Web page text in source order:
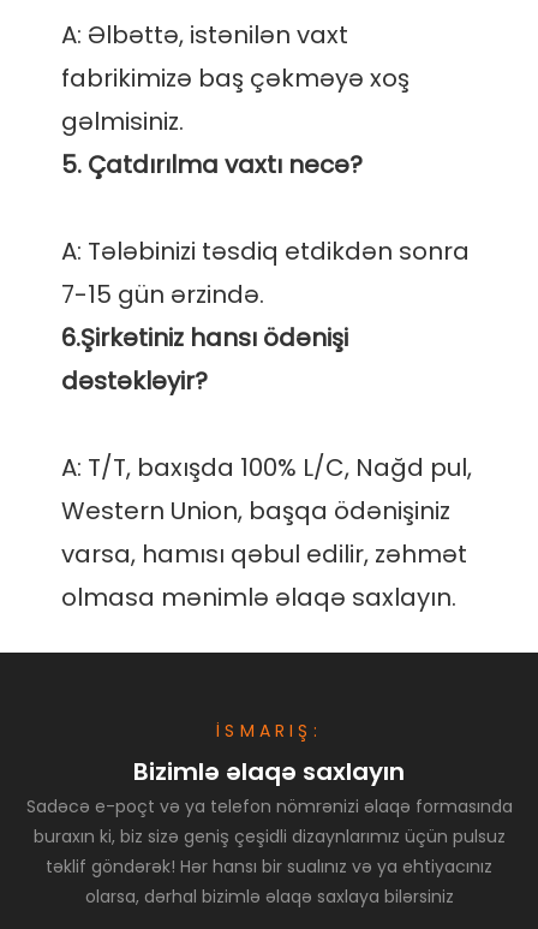
A: Əlbəttə, istənilən vaxt
fabrikimizə baş çəkməyə xoş
A: Tələbinizi təsdiq etdikdən sonra
6.Şirkətiniz hansı ödənişi
A: T/T, baxışda 100% L/C, Nağd pul,
Western Union, başqa ödənişiniz
varsa, hamısı qəbul edilir, zəhmət
İSMARIŞ:
Bizimlə əlaqə saxlayın
Sadəcə e-poçt və ya telefon nömrənizi əlaqə formasında
buraxın ki, biz sizə geniş çeşidli dizaynlarımız üçün pulsuz
təklif göndərək! Hər hansı bir sualınız və ya ehtiyacınız
olarsa, dərhal bizimlə əlaqə saxlaya bilərsiniz